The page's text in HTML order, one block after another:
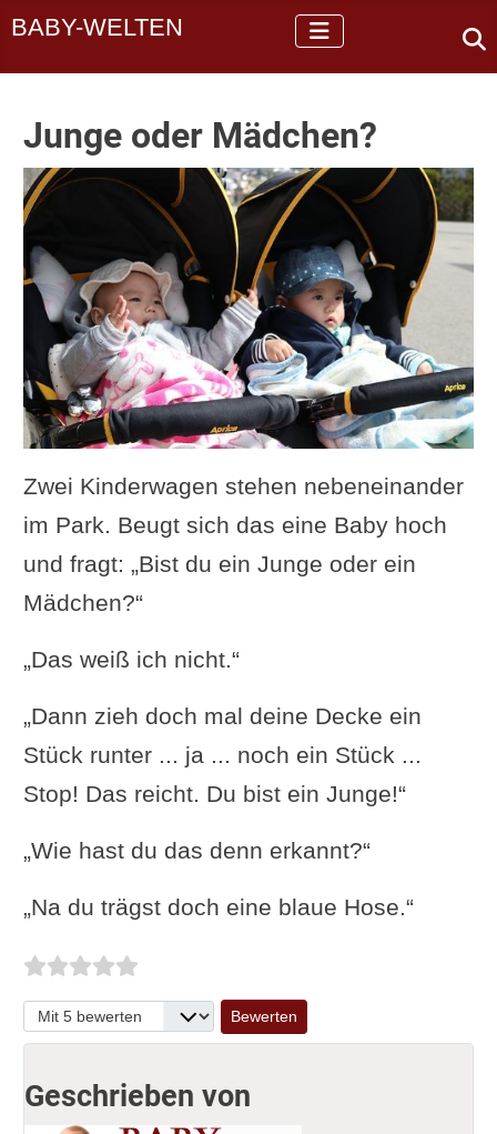
BABY-WELTEN
Junge oder Mädchen?
Zwei Kinderwagen stehen nebeneinander
im Park. Beugt sich das eine Baby hoch
und fragt: „Bist du ein Junge oder ein
Mädchen?“
„Das weiß ich nicht.“
„Dann zieh doch mal deine Decke ein
Stück runter ... ja ... noch ein Stück ...
Stop! Das reicht. Du bist ein Junge!“
„Wie hast du das denn erkannt?“
„Na du trägst doch eine blaue Hose.“
Bitte bewerten
Geschrieben von